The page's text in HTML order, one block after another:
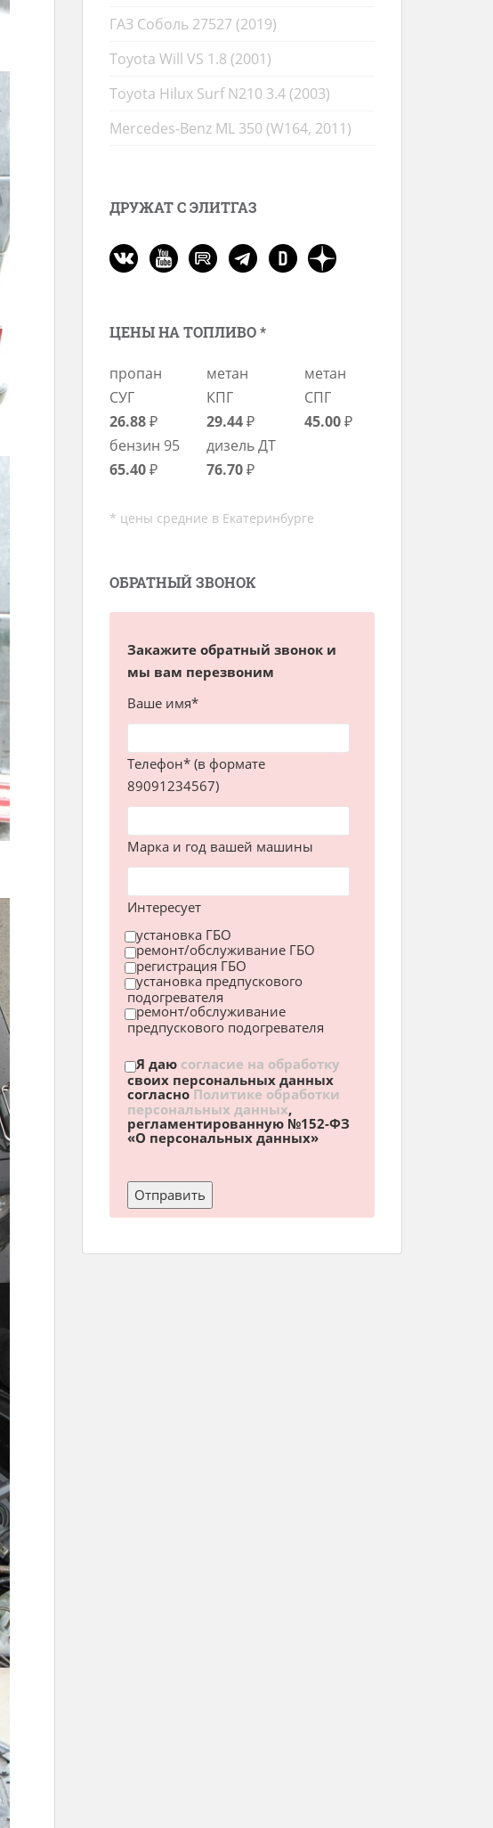
ГАЗ Соболь 27527 (2019)
Toyota Will VS 1.8 (2001)
Toyota Hilux Surf N210 3.4 (2003)
Mercedes-Benz ML 350 (W164, 2011)
ДРУЖАТ С ЭЛИТГАЗ
ЦЕНЫ НА ТОПЛИВО *
пропан
СУГ
26.88₽
метан
КПГ
29.44₽
метан
СПГ
45.00₽
бензин 95
65.40₽
дизель ДТ
76.70₽
* цены средние в Екатеринбурге
ОБРАТНЫЙ ЗВОНОК
Закажите обратный звонок и
мы вам перезвоним
Ваше имя*
Телефон* (в формате
89091234567)
Марка и год вашей машины
Интересует
установка ГБО
ремонт/обслуживание ГБО
регистрация ГБО
установка предпускового
подогревателя
ремонт/обслуживание
предпускового подогревателя
Я даю согласие на обработку
своих персональных данных
согласноПолитике обработки
персональных данных,
регламентированную №152-ФЗ
«О персональных данных»